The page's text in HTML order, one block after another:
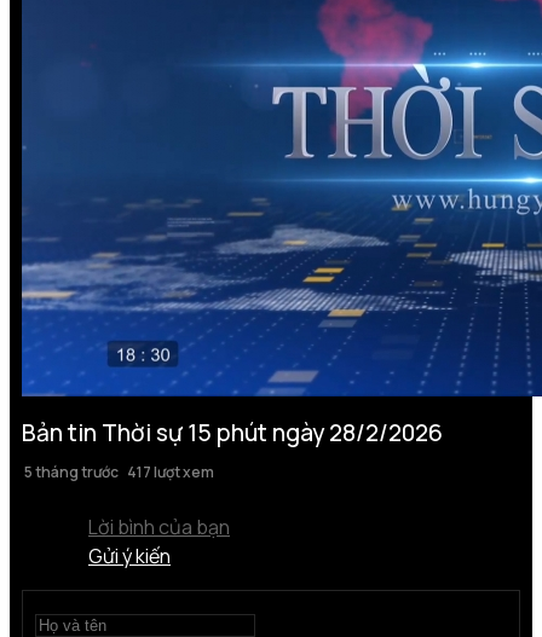
Bản tin Thời sự 15 phút ngày 28/2/2026
5 tháng trước 417 lượt xem
Lời bình của bạn
Gửi ý kiến